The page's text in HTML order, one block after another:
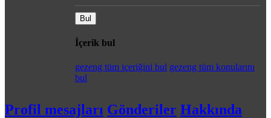
Bul
İçerik bul
gezeng tüm içeriğini bul gezeng tüm konularını
bul
Profil mesajları Gönderiler Hakkında